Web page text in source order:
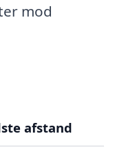
mod
afstand